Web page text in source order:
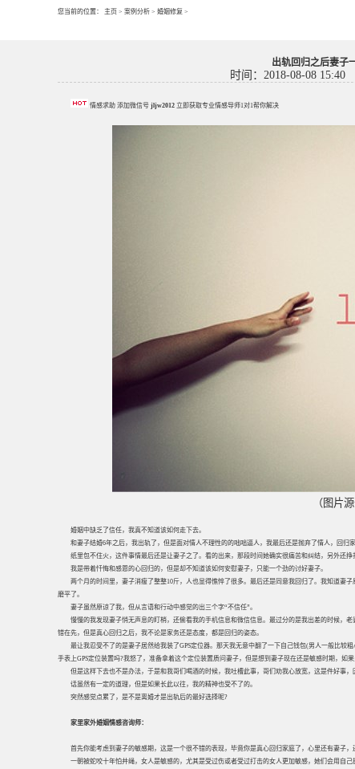
您当前的位置： 主页 > 案例分析 > 婚姻修复 >
出轨回归之后妻子
时间：2018-08-08 15:40
情感求助 添加微信号 jljw2012 立即获取专业情感导师1对1帮你解决
（图片
婚姻中缺乏了信任，我真不知道该如何走下去。
和妻子结婚6年之后，我出轨了，但是面对情人不理性的的咄咄逼人，我最后还是抛弃了情人，回归家
纸里包不住火，这件事情最后还是让妻子之了。看的出来，那段时间她确实很痛苦和纠结，另外还挣
我是带着忏悔和感恩的心回归的，但是却不知道该如何安慰妻子，只能一个劲的讨好妻子。
两个月的时间里，妻子消瘦了整整10斤，人也显得憔悴了很多。最后还是同意我回归了。我知道妻
磨平了。
妻子虽然原谅了我，但从言语和行动中感觉的出三个字“不信任”。
慢慢的我发现妻子悄无声息的盯梢，还偷看我的手机信息和微信信息。最过分的是我出差的时候，
错在先，但是真心回归之后，我不论是家务还是态度，都是回归的姿态。
最让我忍受不了的是妻子居然给我装了GPS定位器。那天我无意中翻了一下自己钱包(男人一般比
手表上GPS定位装置吗?我怒了，准备拿着这个定位装置质问妻子，但是想到妻子现在还是敏感时期，如
但是这样下去也不是办法，于是和我哥们喝酒的时候，我吐槽此事，哥们劝我心放宽，这是件好事，
话虽然有一定的道理，但是如果长此以往，我的精神也受不了的。
突然感觉点累了，是不是离婚才是出轨后的最好选择呢?
家里家外婚姻情感咨询师：
首先你能考虑到妻子的敏感期，这是一个很不错的表现，毕竟你是真心回归家庭了，心里还有妻子，
一朝被蛇咬十年怕井绳，女人是敏感的，尤其是受过伤或者受过打击的女人更加敏感，她们会用自